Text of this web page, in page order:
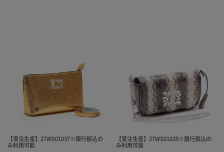
【受注生産】27WS01037※銀行振込の
み利用可能
【受注生産】27WS01039※銀行振込の
み利用可能